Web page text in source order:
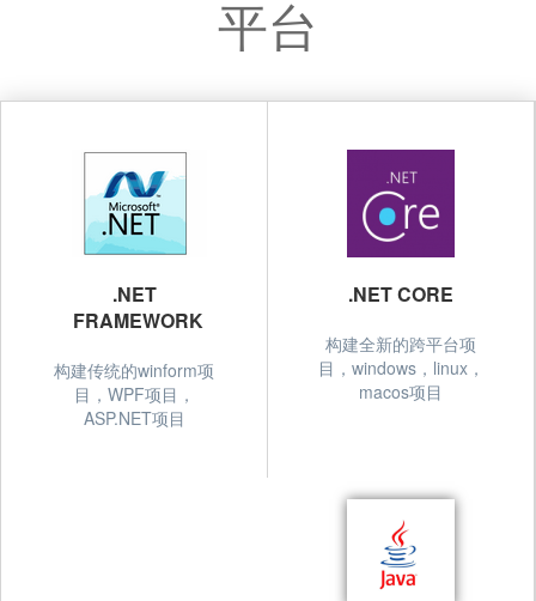
平台
.NET
FRAMEWORK
构建传统的winform项
目，WPF项目，
ASP.NET项目
.NET CORE
构建全新的跨平台项
目，windows，linux，
macos项目